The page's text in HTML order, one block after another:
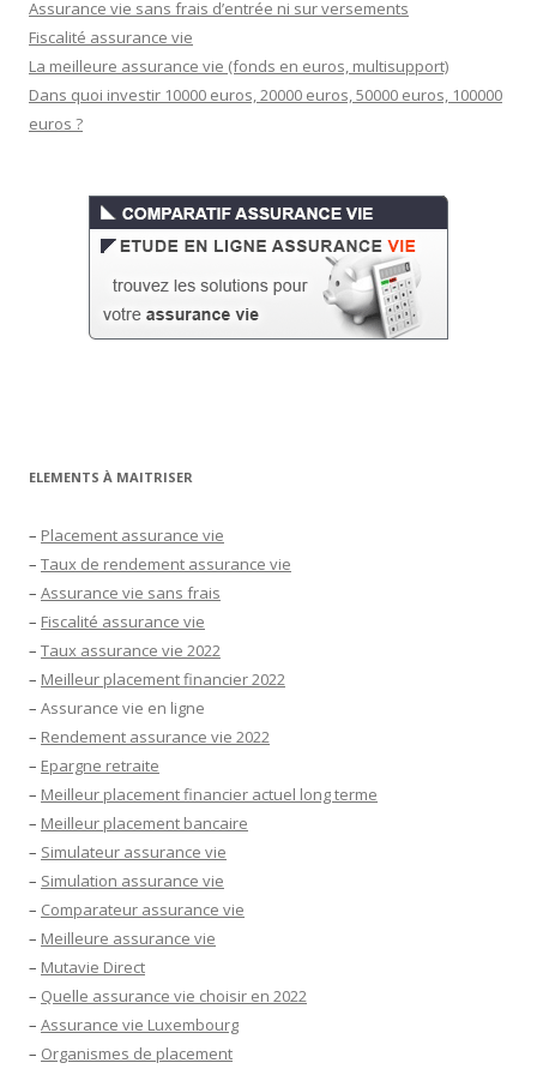
Assurance vie sans frais d’entrée ni sur versements
Fiscalité assurance vie
La meilleure assurance vie (fonds en euros, multisupport)
Dans quoi investir 10000 euros, 20000 euros, 50000 euros, 100000
euros ?
ELEMENTS À MAITRISER
– Placement assurance vie
– Taux de rendement assurance vie
– Assurance vie sans frais
– Fiscalité assurance vie
– Taux assurance vie 2022
– Meilleur placement financier 2022
– Assurance vie en ligne
– Rendement assurance vie 2022
– Epargne retraite
– Meilleur placement financier actuel long terme
– Meilleur placement bancaire
– Simulateur assurance vie
– Simulation assurance vie
– Comparateur assurance vie
– Meilleure assurance vie
– Mutavie Direct
– Quelle assurance vie choisir en 2022
– Assurance vie Luxembourg
– Organismes de placement